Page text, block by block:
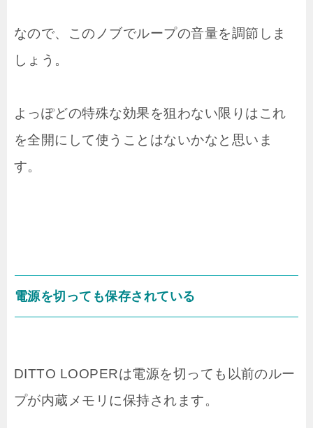
なので、このノブでループの音量を調節しま
しょう。
よっぽどの特殊な効果を狙わない限りはこれ
を全開にして使うことはないかなと思いま
す。
電源を切っても保存されている
DITTO LOOPERは電源を切っても以前のルー
プが内蔵メモリに保持されます。